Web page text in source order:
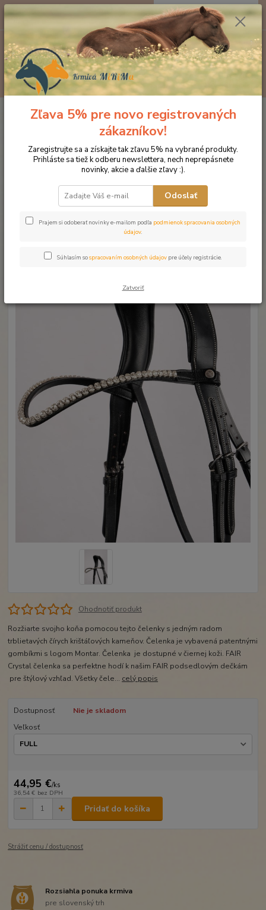
Menu
0ks
za0 €
Značka oblečenia MONTAR ZĽAVY!
Čelenky na uzdečky
MONTAR Fair CLEAR čierna
MONTAR Fair CLEAR čierna
Ohodnotiť produkt
Rozžiarte svojho koňa pomocou tejto čelenky s jedným radom
trblietavých čírych krištáľových kameňov. Čelenka je vybavená patentnými
gombíkmi s logom Montar. Čelenka je dostupné v čiernej koži. FAIR
Crystal čelenka sa perfektne hodí k našim FAIR podsedlovým dečkám
pre štýlový vzhľad. Všetky čele... celý popis
Dostupnosť
Nie je skladom
Veľkosť
44,95 €/ks
36,54 € bez DPH
Pridať do košíka
Strážiť cenu / dostupnosť
Rozsiahla ponuka krmiva
pre slovenský trh
Zľava 5% pre novo registrovaných
zákazníkov!
Zaregistrujte sa a získajte tak zľavu 5% na vybrané produkty.
Prihláste sa tiež k odberu newslettera, nech neprepásnete
novinky, akcie a ďalšie zľavy :).
Odoslať
Prajem si odoberať novinky e-mailom podľa podmienok spracovania osobných
údajov.
Súhlasím sospracovaním osobných údajov pre účely registrácie.
Zatvoriť